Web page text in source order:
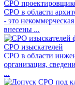
СРО
СРО в области
- это
внесены ...
СРО изыскателей
СРО в области
организация,
...